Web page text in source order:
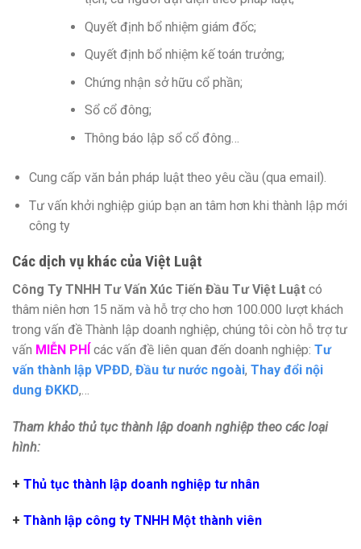
Quyết định bổ nhiệm giám đốc;
Quyết định bổ nhiệm kế toán trưởng;
Chứng nhận sở hữu cổ phần;
Sổ cổ đông;
Thông báo lập sổ cổ đông…
Cung cấp văn bản pháp luật theo yêu cầu (qua email).
Tư vấn khởi nghiệp giúp bạn an tâm hơn khi thành lập mới
công ty
Các dịch vụ khác của Việt Luật
Công Ty TNHH Tư Vấn Xúc Tiến Đầu Tư Việt Luật có
thâm niên hơn 15 năm và hỗ trợ cho hơn 100.000 lượt khách
trong vấn đề Thành lập doanh nghiệp, chúng tôi còn hỗ trợ tư
vấn MIỄN PHÍ các vấn đề liên quan đến doanh nghiệp: Tư
vấn thành lập VPĐD, Đầu tư nước ngoài, Thay đổi nội
dung ĐKKD,…
Tham khảo thủ tục thành lập doanh nghiệp theo các loại
hình:
+ Thủ tục thành lập doanh nghiệp tư nhân
+ Thành lập công ty TNHH Một thành viên